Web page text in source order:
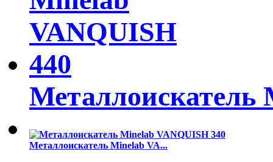
Металлоискатель
Металлоискатель Minelab VA...